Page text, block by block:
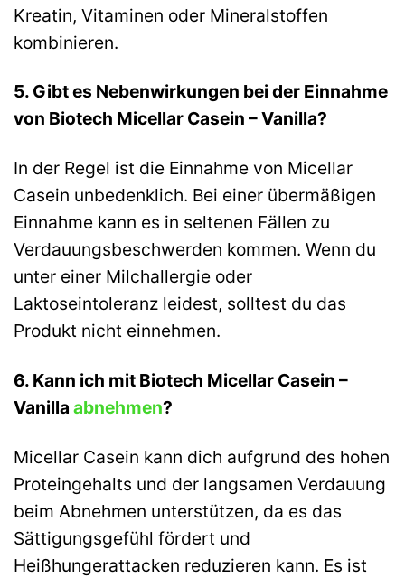
Kreatin, Vitaminen oder Mineralstoffen
kombinieren.
5. Gibt es Nebenwirkungen bei der Einnahme
von Biotech Micellar Casein – Vanilla?
In der Regel ist die Einnahme von Micellar
Casein unbedenklich. Bei einer übermäßigen
Einnahme kann es in seltenen Fällen zu
Verdauungsbeschwerden kommen. Wenn du
unter einer Milchallergie oder
Laktoseintoleranz leidest, solltest du das
Produkt nicht einnehmen.
6. Kann ich mit Biotech Micellar Casein –
Vanilla abnehmen?
Micellar Casein kann dich aufgrund des hohen
Proteingehalts und der langsamen Verdauung
beim Abnehmen unterstützen, da es das
Sättigungsgefühl fördert und
Heißhungerattacken reduzieren kann. Es ist